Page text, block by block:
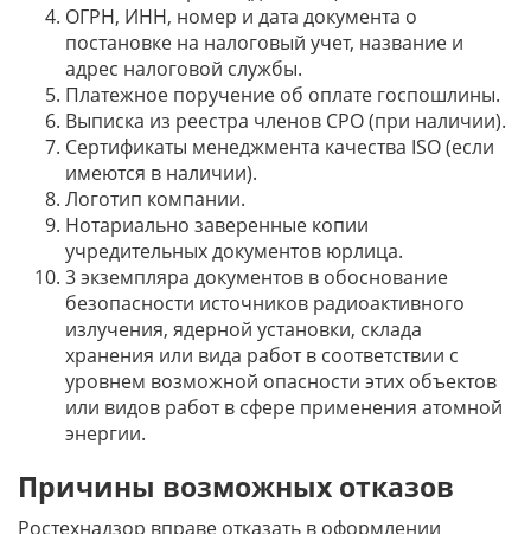
ОГРН, ИНН, номер и дата документа о
постановке на налоговый учет, название и
адрес налоговой службы.
Платежное поручение об оплате госпошлины.
Выписка из реестра членов СРО (при наличии).
Сертификаты менеджмента качества ISO (если
имеются в наличии).
Логотип компании.
Нотариально заверенные копии
учредительных документов юрлица.
3 экземпляра документов в обоснование
безопасности источников радиоактивного
излучения, ядерной установки, склада
хранения или вида работ в соответствии с
уровнем возможной опасности этих объектов
или видов работ в сфере применения атомной
энергии.
Причины возможных отказов
Ростехнадзор вправе отказать в оформлении